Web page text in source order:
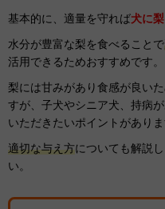
基本的に、適量を守れば犬に
水分が豊富な梨を食べることで
活用できるためおすすめです。
梨には甘みがあり食感が良い
すが、子犬やシニア犬、持病
いただきたいポイントがありま
適切な与え方についても解説
い。